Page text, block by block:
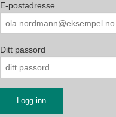
E-postadresse
Ditt passord